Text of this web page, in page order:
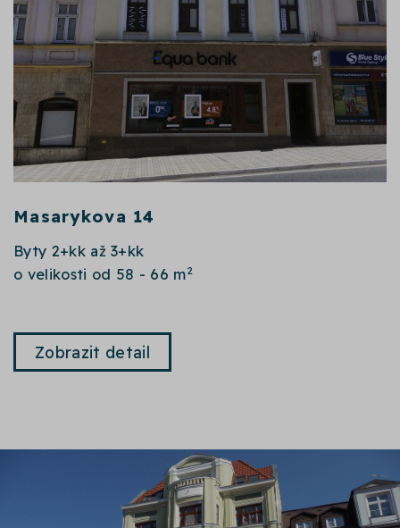
Masarykova 14
Byty 2+kk až 3+kk
o velikosti od 58 - 66 m2
Zobrazit detail